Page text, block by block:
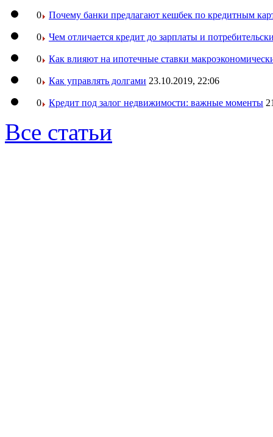
0 Почему банки предлагают кешбек по кредитным
0 Чем отличается кредит до зарплаты и
0 Как влияют на ипотечные ставки
0 Как управлять долгами 23.10.2019, 22:06
0 Кредит под залог недвижимости: важные моменты
Все статьи